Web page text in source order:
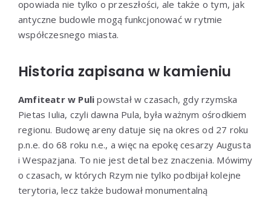
opowiada nie tylko o przeszłości, ale także o tym, jak
antyczne budowle mogą funkcjonować w rytmie
współczesnego miasta.
Historia zapisana w kamieniu
Amfiteatr w Puli powstał w czasach, gdy rzymska
Pietas Iulia, czyli dawna Pula, była ważnym ośrodkiem
regionu. Budowę areny datuje się na okres od 27 roku
p.n.e. do 68 roku n.e., a więc na epokę cesarzy Augusta
i Wespazjana. To nie jest detal bez znaczenia. Mówimy
o czasach, w których Rzym nie tylko podbijał kolejne
terytoria, lecz także budował monumentalną